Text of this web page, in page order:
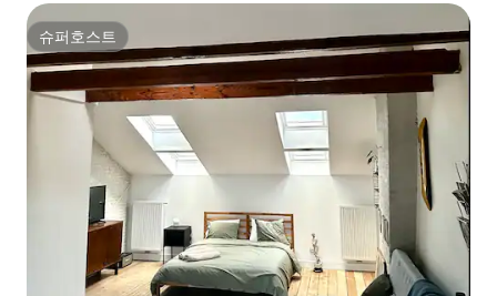
슈퍼호스트
슈퍼호스트